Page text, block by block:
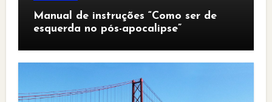
Manual de instruções “Como ser de
esquerda no pós-apocalipse”